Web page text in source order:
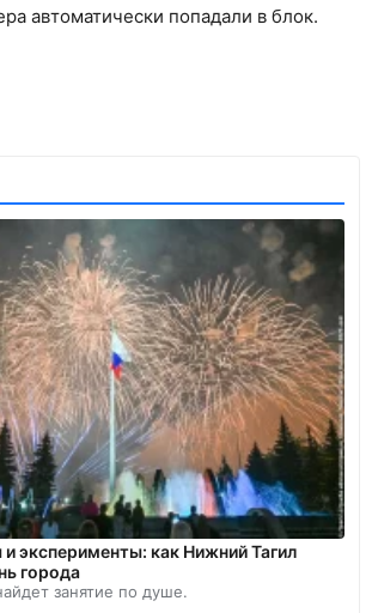
автоматически попадали в блок.
эксперименты: как Нижний Тагил
города
занятие по душе.